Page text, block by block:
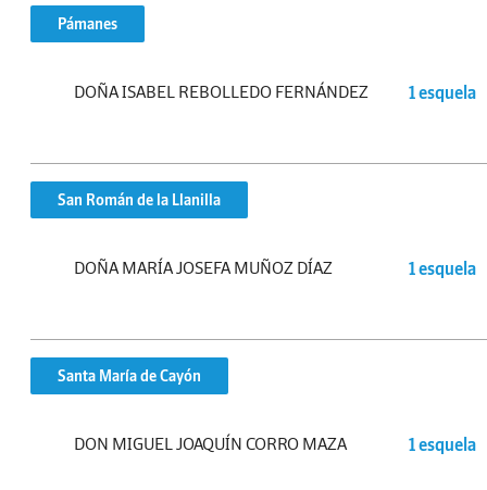
Pámanes
DOÑA ISABEL REBOLLEDO FERNÁNDEZ 1 esquela
San Román de la Llanilla
DOÑA MARÍA JOSEFA MUÑOZ DÍAZ 1 esquela
Santa María de Cayón
DON MIGUEL JOAQUÍN CORRO MAZA 1 esquela